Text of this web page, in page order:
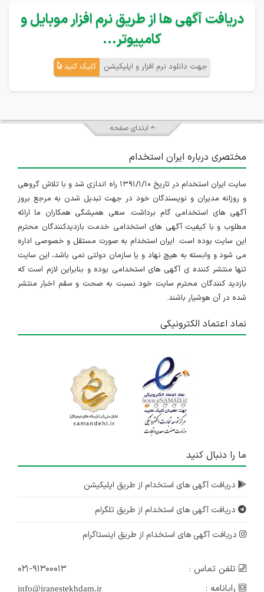
دریافت آگهی ها از طریق نرم افزار موبایل و
کامپیوتر...
جهت دانلود نرم افزار و اپلیکیشن کلیک کنید
ابتدای صفحه
مختصری درباره ایران استخدام
سایت ایران استخدام در تاریخ ۱۳۹۱/۱/۱۰ راه اندازی شد و با تلاش گروهی
و روزانه مدیران و نویسندگان خود در جهت تبدیل شدن به مرجع بروز
آگهی های استخدامی گام برداشت. سعی همیشگی همکاران ما ارائه
مطلوب و با کیفیت آگهی های استخدامی خدمت بازدیدکنندگان محترم
این سایت بوده است. ایران استخدام به صورت مستقل و خصوصی اداره
می شود و وابسته به هیچ نهاد و یا سازمان دولتی نمی باشد، این سایت
تنها منتشر کننده ی آگهی های استخدامی بوده و بنابراین لازم است که
بازدید کنندگان محترم سایت خود نسبت به صحت و سقم اخبار منتشر
شده در آن هوشیار باشند.
نماد اعتماد الکترونیکی
ما را دنبال کنید
دریافت آگهی های استخدام از طریق اپلیکیشن
دریافت آگهی های استخدام از طریق تلگرام
دریافت آگهی های استخدام از طریق اینستاگرام
تلفن تماس :
۰۲۱-۹۱۳۰۰۰۱۳
رایانامه :
info@iranestekhdam.ir